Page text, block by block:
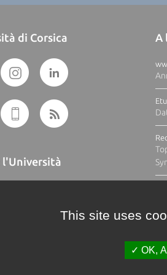
di Corsica
l'Università
A
This site uses
OK,